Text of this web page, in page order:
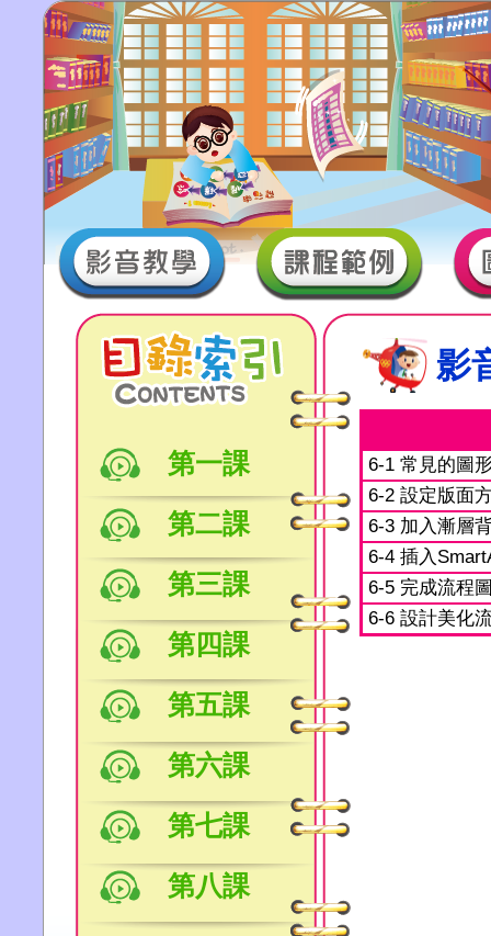
第一課
第二課
第三課
第四課
第五課
第六課
第七課
第八課
影
6-1 常見的圖
6-2 設定版面
6-3 加入漸層
6-4 插入
6-5 完成流程
6-6 設計美化